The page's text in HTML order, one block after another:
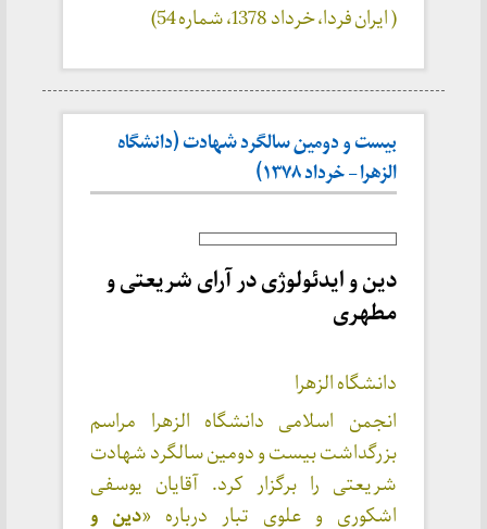
( ایران فردا، خرداد 1378، شماره 54)
بیست و دومین سالگرد شهادت (دانشگاه
الزهرا – خرداد ۱۳۷۸)
دین و ایدئولوژی در آرای شریعتی و
مطهری
دانشگاه الزهرا
انجمن اسلامی دانشگاه الزهرا مراسم
بزرگداشت بیست و دومین سالگرد شهادت
شریعتی را برگزار کرد. آقایان یوسفی
اشکوری و علوی تبار درباره «دین و